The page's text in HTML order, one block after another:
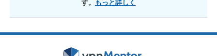
す。
もっと詳しく